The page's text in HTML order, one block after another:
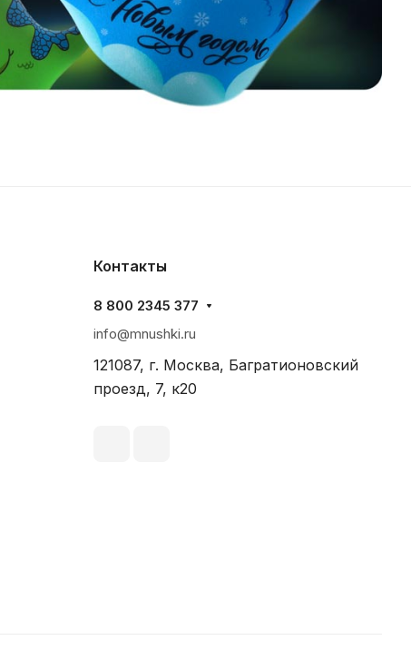
Контакты
8 800 2345 377
info@mnushki.ru
121087, г. Москва, Багратионовский
проезд, 7, к20